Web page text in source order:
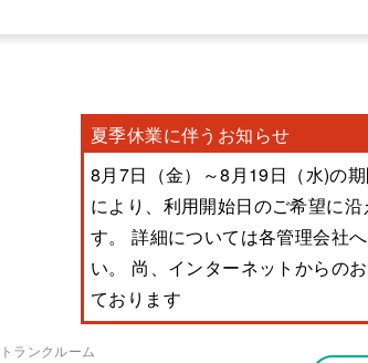
夏季休業に伴うお知らせ
8月7日（金）～8月19日（水)の
により、利用開始日のご希望に
す。 詳細については各管理会社
い。 尚、インターネットからの
ております
ランクルーム